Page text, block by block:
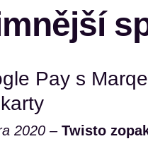
Pay s
2020 – Twisto